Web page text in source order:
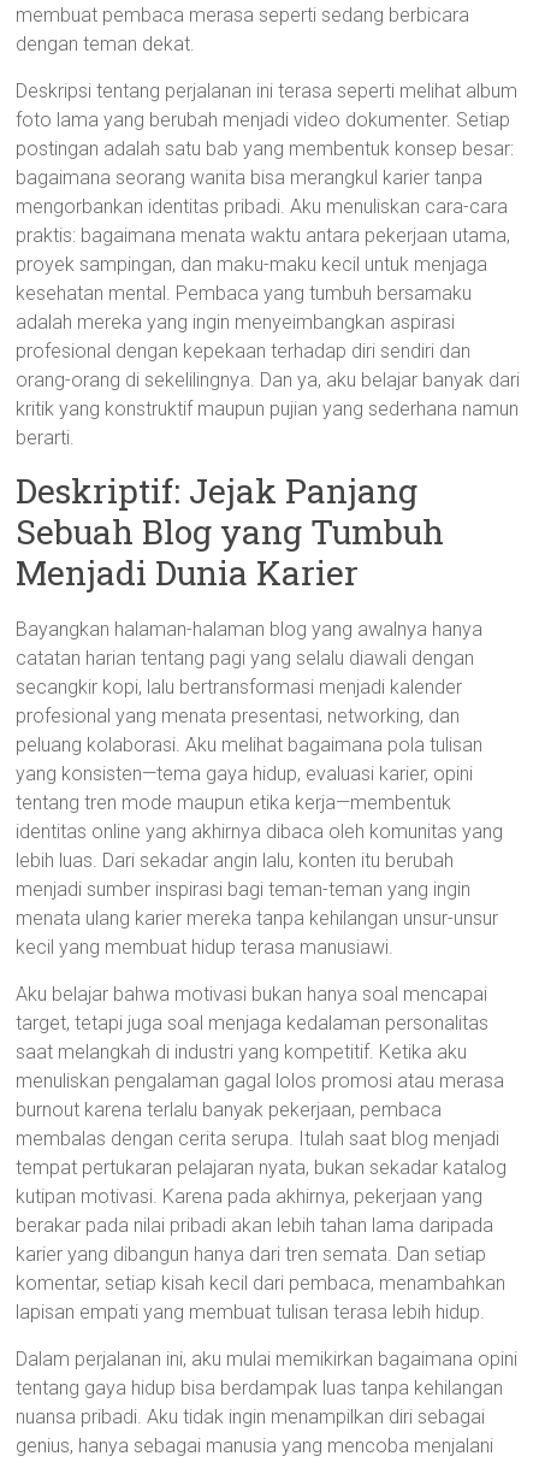
membuat pembaca merasa seperti sedang berbicara
dengan teman dekat.
Deskripsi tentang perjalanan ini terasa seperti melihat album
foto lama yang berubah menjadi video dokumenter. Setiap
postingan adalah satu bab yang membentuk konsep besar:
bagaimana seorang wanita bisa merangkul karier tanpa
mengorbankan identitas pribadi. Aku menuliskan cara-cara
praktis: bagaimana menata waktu antara pekerjaan utama,
proyek sampingan, dan maku-maku kecil untuk menjaga
kesehatan mental. Pembaca yang tumbuh bersamaku
adalah mereka yang ingin menyeimbangkan aspirasi
profesional dengan kepekaan terhadap diri sendiri dan
orang-orang di sekelilingnya. Dan ya, aku belajar banyak dari
kritik yang konstruktif maupun pujian yang sederhana namun
berarti.
Deskriptif: Jejak Panjang
Sebuah Blog yang Tumbuh
Menjadi Dunia Karier
Bayangkan halaman-halaman blog yang awalnya hanya
catatan harian tentang pagi yang selalu diawali dengan
secangkir kopi, lalu bertransformasi menjadi kalender
profesional yang menata presentasi, networking, dan
peluang kolaborasi. Aku melihat bagaimana pola tulisan
yang konsisten—tema gaya hidup, evaluasi karier, opini
tentang tren mode maupun etika kerja—membentuk
identitas online yang akhirnya dibaca oleh komunitas yang
lebih luas. Dari sekadar angin lalu, konten itu berubah
menjadi sumber inspirasi bagi teman-teman yang ingin
menata ulang karier mereka tanpa kehilangan unsur-unsur
kecil yang membuat hidup terasa manusiawi.
Aku belajar bahwa motivasi bukan hanya soal mencapai
target, tetapi juga soal menjaga kedalaman personalitas
saat melangkah di industri yang kompetitif. Ketika aku
menuliskan pengalaman gagal lolos promosi atau merasa
burnout karena terlalu banyak pekerjaan, pembaca
membalas dengan cerita serupa. Itulah saat blog menjadi
tempat pertukaran pelajaran nyata, bukan sekadar katalog
kutipan motivasi. Karena pada akhirnya, pekerjaan yang
berakar pada nilai pribadi akan lebih tahan lama daripada
karier yang dibangun hanya dari tren semata. Dan setiap
komentar, setiap kisah kecil dari pembaca, menambahkan
lapisan empati yang membuat tulisan terasa lebih hidup.
Dalam perjalanan ini, aku mulai memikirkan bagaimana opini
tentang gaya hidup bisa berdampak luas tanpa kehilangan
nuansa pribadi. Aku tidak ingin menampilkan diri sebagai
genius, hanya sebagai manusia yang mencoba menjalani